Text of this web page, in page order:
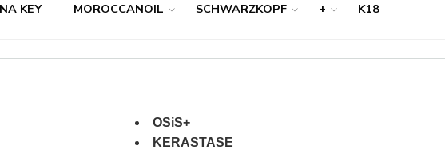
KEY MOROCCANOIL SCHWARZKOPF + K18
OSiS+
KERASTASE